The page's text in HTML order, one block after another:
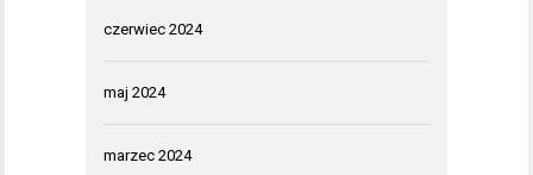
czerwiec 2024
maj 2024
marzec 2024